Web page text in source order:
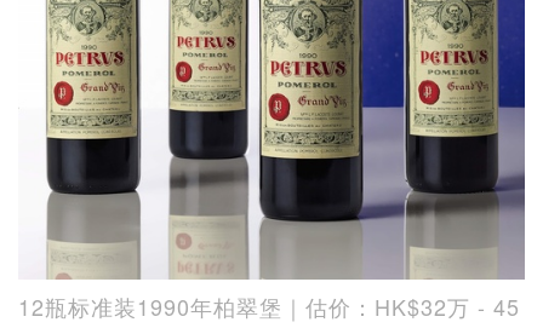
12瓶标准装1990年柏翠堡｜估价：HK$32万 - 45